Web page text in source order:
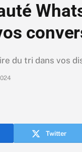
du tri dans vos
Twitter